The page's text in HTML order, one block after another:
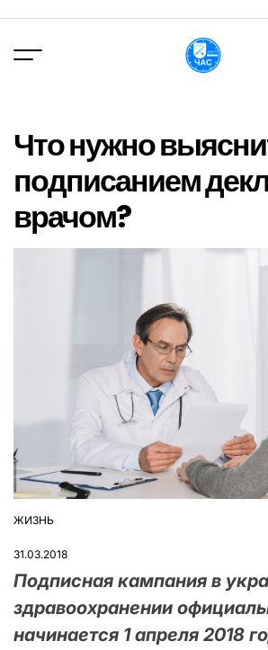
вмісту
Что нужно
подписанием
врачом?
ОПУБЛІКУВАТИ
ЖИЗНЬ
31.03.2018
Подписная кампания в
здравоохранении
начинается 1 апреля 2018